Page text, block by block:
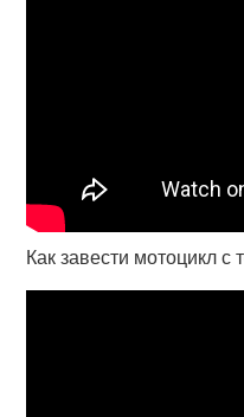
Как завести мотоцикл с